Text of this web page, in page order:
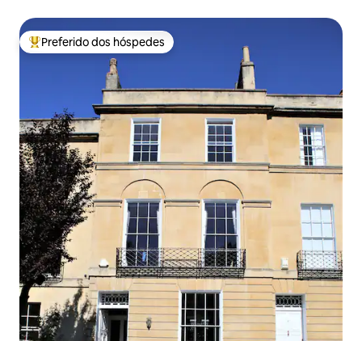
Entre os melhores preferidos dos hóspedes
Preferido dos hóspedes